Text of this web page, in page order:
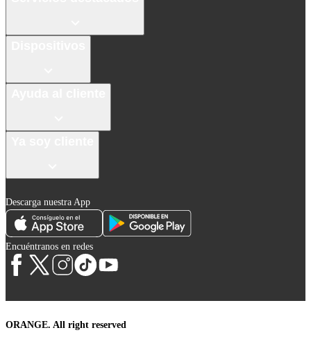
Descarga nuestra App
Encuéntranos en redes
ORANGE. All right reserved